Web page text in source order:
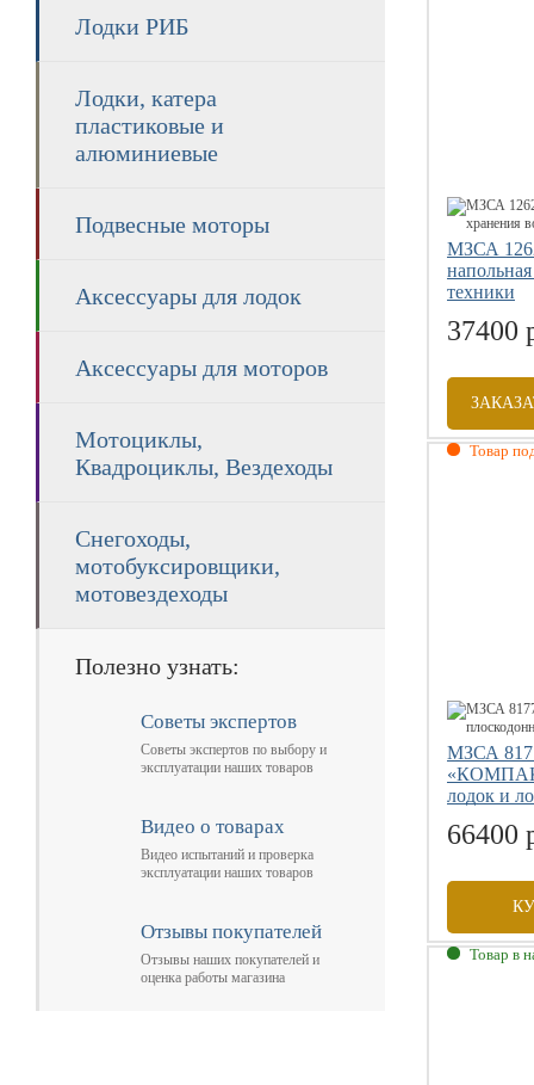
Лодки РИБ
Лодки, катера
пластиковые и
алюминиевые
Подвесные моторы
Аксессуары для лодок
Аксессуары для моторов
Мотоциклы,
Квадроциклы, Вездеходы
Снегоходы,
мотобуксировщики,
мотовездеходы
Полезно узнать:
Советы экспертов
Советы экспертов по выбору и
эксплуатации наших товаров
Видео о товарах
Видео испытаний и проверка
эксплуатации наших товаров
Отзывы покупателей
Отзывы наших покупателей и
оценка работы магазина
МЗСА
техники
37400
Товар
МЗСА
лодок и
66400
Товар в